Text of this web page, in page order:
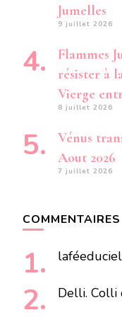
Jumelles
9 juillet 2026
Flammes
résister à
Vierge
8 juillet 2026
Vénus
Aout 2026
7 juillet 2026
laféeduciel
Delli. Colli